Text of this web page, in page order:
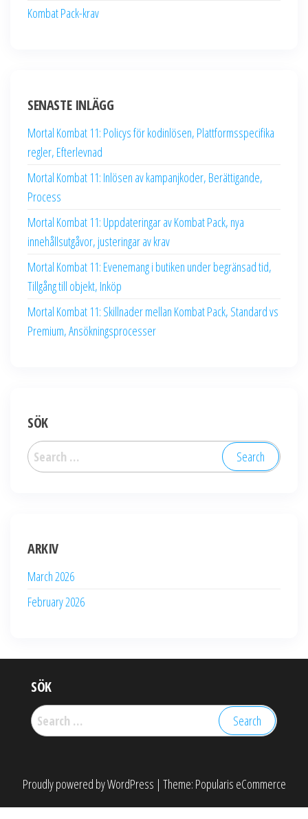
Kombat Pack-krav
SENASTE INLÄGG
Mortal Kombat 11: Policys för kodinlösen, Plattformsspecifika
regler, Efterlevnad
Mortal Kombat 11: Inlösen av kampanjkoder, Berättigande,
Process
Mortal Kombat 11: Uppdateringar av Kombat Pack, nya
innehållsutgåvor, justeringar av krav
Mortal Kombat 11: Evenemang i butiken under begränsad tid,
Tillgång till objekt, Inköp
Mortal Kombat 11: Skillnader mellan Kombat Pack, Standard vs
Premium, Ansökningsprocesser
SÖK
Search
for:
ARKIV
March 2026
February 2026
SÖK
Search
for:
Proudly powered byWordPress | Theme: Popularis eCommerce